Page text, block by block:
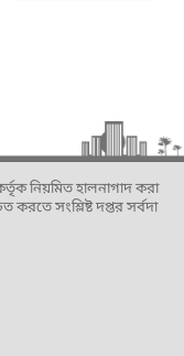
নিয়মিত হালনাগাদ করা
করতে সংশ্লিষ্ট দপ্তর সর্বদা